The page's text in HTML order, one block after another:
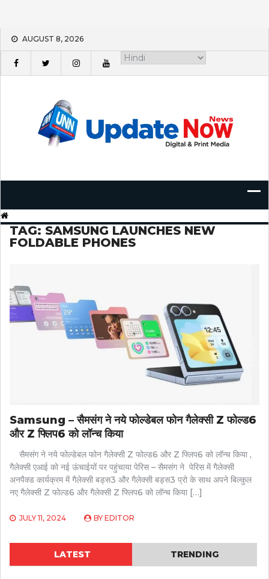
Skip
content
AUGUST 8, 2026
TAG: SAMSUNG LAUNCHES NEW
FOLDABLE PHONES
Samsung – सैमसंग ने नये फोल्डेबल फोन गैलेक्‍सी Z फोल्‍ड6
और Z फ्लिप6 को लॉन्च किया
सैमसंग ने नये फोल्डेबल फोन गैलेक्‍सी Z फोल्‍ड6 और Z फ्लिप6 को लॉन्च किया ,
गैलेक्‍सी एआई को नई ऊंचाईयों पर पहुंचाया पेरिस – सैमसंग ने पेरिस में गैलेक्सी
अनपैक्ड कार्यक्रम में गैलेक्सी बड्स3 और गैलेक्सी बड्स3 प्रो के साथ अपने बिल्कुल
नए गैलेक्सी Z फोल्ड6 और गैलेक्सी Z फ्लिप6 को लॉन्च किया […]
JULY 11, 2024 BY EDITOR
LATEST TRENDING